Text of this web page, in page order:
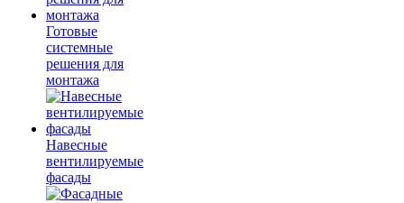
Готовые
системные
решения для
монтажа
Навесные
вентилируемые
фасады